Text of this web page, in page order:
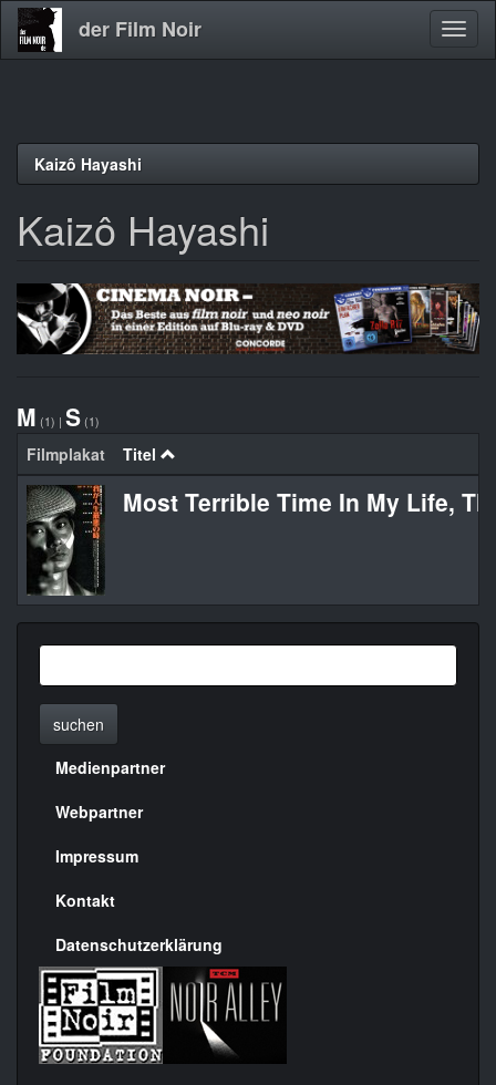
Direkt
der Film Noir
Kaizô Hayashi
Kaizô Hayashi
M (1) | S (1)
Filmplakat Titel
Most Terrible Time In My Life,
suchen
Menülinks
rechte
Seite
Medienpartner
Webpartner
Impressum
Kontakt
Datenschutzerklärung